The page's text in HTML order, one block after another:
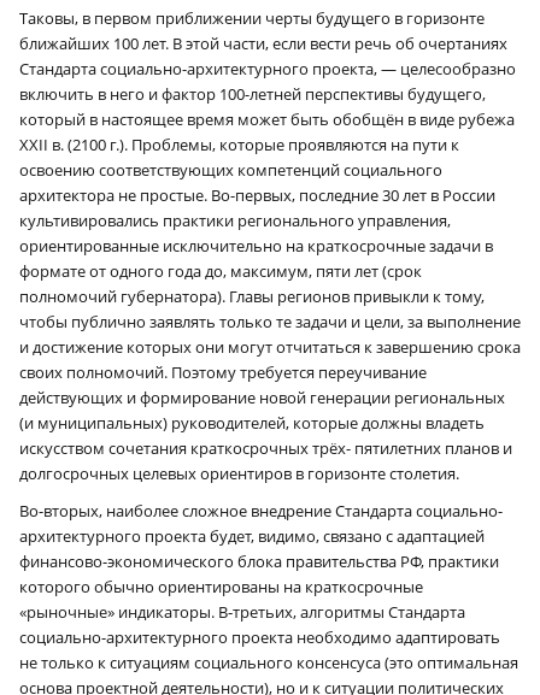
Таковы, в первом приближении черты будущего в горизонте
ближайших 100 лет. В этой части, если вести речь об очертаниях
Стандарта социально-архитектурного проекта, — целесообразно
включить в него и фактор 100-летней перспективы будущего,
который в настоящее время может быть обобщён в виде рубежа
XXII в. (2100 г.). Проблемы, которые проявляются на пути к
освоению соответствующих компетенций социального
архитектора не простые. Во-первых, последние 30 лет в России
культивировались практики регионального управления,
ориентированные исключительно на краткосрочные задачи в
формате от одного года до, максимум, пяти лет (срок
полномочий губернатора). Главы регионов привыкли к тому,
чтобы публично заявлять только те задачи и цели, за выполнение
и достижение которых они могут отчитаться к завершению срока
своих полномочий. Поэтому требуется переучивание
действующих и формирование новой генерации региональных
(и муниципальных) руководителей, которые должны владеть
искусством сочетания краткосрочных трёх- пятилетних планов и
долгосрочных целевых ориентиров в горизонте столетия.
Во-вторых, наиболее сложное внедрение Стандарта социально-
архитектурного проекта будет, видимо, связано с адаптацией
финансово-экономического блока правительства РФ, практики
которого обычно ориентированы на краткосрочные
«рыночные» индикаторы. В‑третьих, алгоритмы Стандарта
социально-архитектурного проекта необходимо адаптировать
не только к ситуациям социального консенсуса (это оптимальная
основа проектной деятельности), но и к ситуации политических